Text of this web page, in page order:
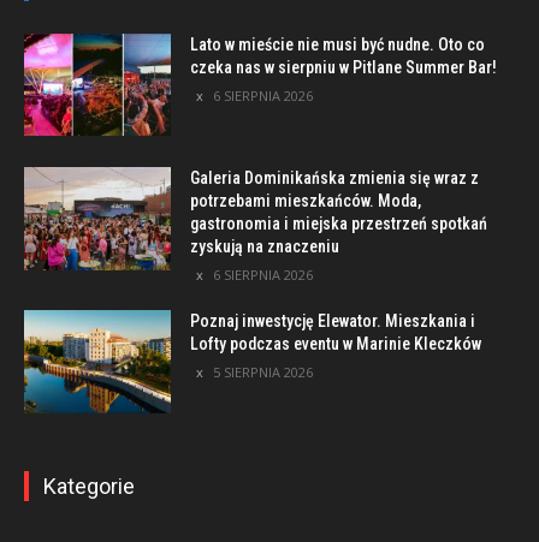
Lato w mieście nie musi być nudne. Oto co
czeka nas w sierpniu w Pitlane Summer Bar!
6 SIERPNIA 2026
Galeria Dominikańska zmienia się wraz z
potrzebami mieszkańców. Moda,
gastronomia i miejska przestrzeń spotkań
zyskują na znaczeniu
6 SIERPNIA 2026
Poznaj inwestycję Elewator. Mieszkania i
Lofty podczas eventu w Marinie Kleczków
5 SIERPNIA 2026
Kategorie